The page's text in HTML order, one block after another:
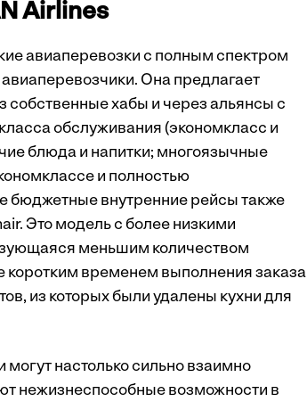
Airlines
авиаперевозки с полным спектром
Она предлагает
хабы и через альянсы с
обслуживания (экономкласс и
блюда и напитки; многоязычные
и полностью
бюджетные внутренние рейсы также
Это модель с более низкими
меньшим количеством
коротким временем выполнения заказа
из которых были удалены кухни для
настолько сильно взаимно
нежизнеспособные возможности в